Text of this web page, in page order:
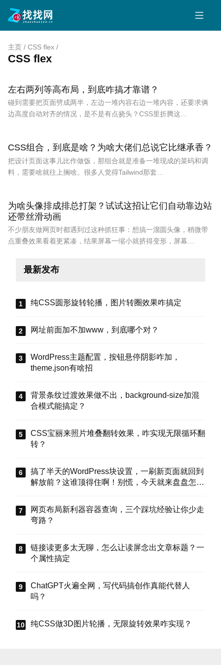
主页 / CSS flex /
CSS flex
左右两列等高布局，到底咋搞才靠谱？
碰到需要把页面劈成两半，左边一堆内容右边一堆内容，还要求俩
边高度自动对齐的情况，是不是有点挠头？CSS里折腾这…
CSS组合，到底是啥？为啥大佬们总说它比继承香？
把设计页面这事儿比作做饭，那组合就是准备一堆现成的菜码和调
料，需要啥就往上搁啥。很多人觉得Tailwind那套…
为啥头像排成排总打架？试试这招让它们自动靠边站
还带丝滑动画
不少朋友做网页时都遇到过这种抓狂事：想搞一溜圆头像，稍微带
点重叠效果看着更紧凑，结果屏幕一缩小就挤得变形，屏幕…
最新发布
纯CSS圆形旋转轮播，图片转圈效果咋搞定
网址前面加不加www，到底哪个对？
WordPress主题配置，按钮悬停阴影咋加，
theme.json有啥招
背景条纹过渡效果做不出，background-size加混
合模式能搞定？
CSS宝丽来照片堆叠翻转效果，咋实现无限循环翻
转？
搞了半天的WordPress块设置，一刷新页面就回到
解放前？这谁顶得住啊！别慌，今天就来盘盘怎么
车”。
网页布局新利器容器查询，三个踩坑经验让你少走
弯路？
链接读更多太无聊，怎么让读屏念出文章标题？一
个属性搞定
ChatGPT火遍全网，写代码搞创作真能代替人
吗？
纯CSS做3D图片轮播，无限旋转效果咋实现？